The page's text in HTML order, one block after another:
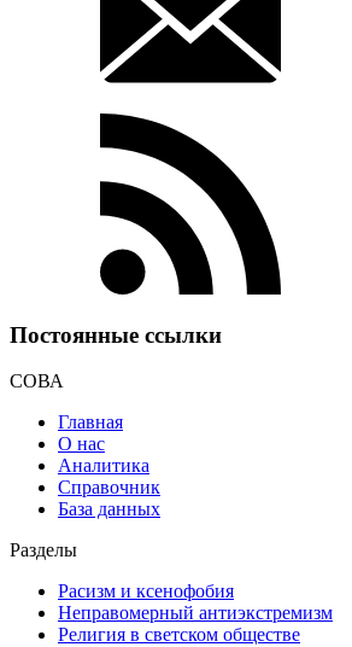
Постоянные ссылки
СОВА
Главная
О нас
Аналитика
Справочник
База данных
Разделы
Расизм и ксенофобия
Неправомерный антиэкстремизм
Религия в светском обществе